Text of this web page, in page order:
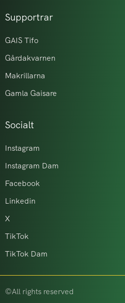
Supportrar
GAIS Tifo
Gårdakvarnen
Makrillarna
Gamla Gaisare
Socialt
Instagram
Instagram Dam
Facebook
Linkedin
X
TikTok
TikTok Dam
©All rights reserved